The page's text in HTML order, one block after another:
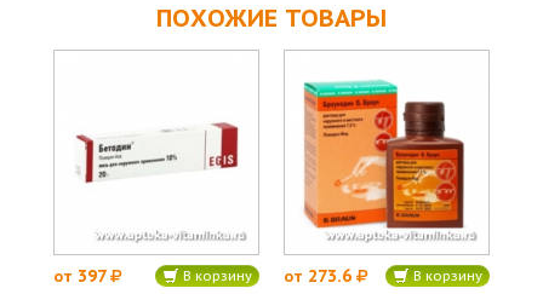
ПОХОЖИЕ ТОВАРЫ
от 397 В корзину от 273.6 В корзину